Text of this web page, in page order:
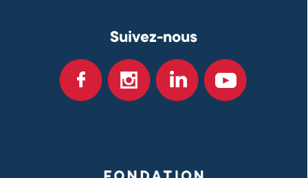
Suivez-nous